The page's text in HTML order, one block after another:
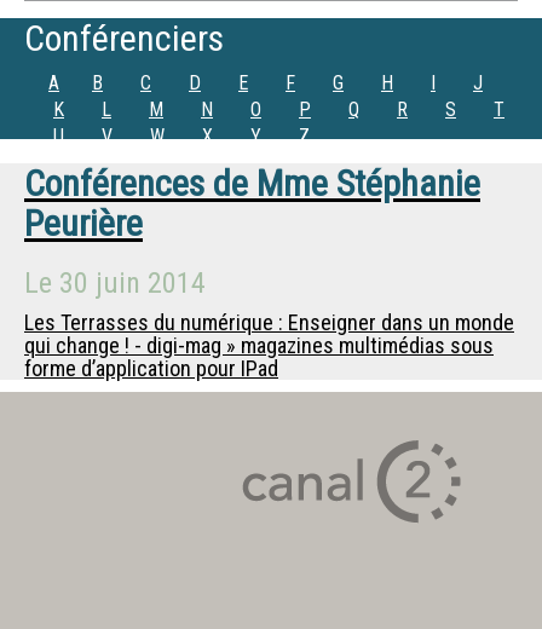
Conférenciers
A B C D E F G H I
J
K
L M N O P Q R S
T
U
V W X Y Z
Conférences de Mme Stéphanie
Peurière
Le 30 juin 2014
Les Terrasses du numérique : Enseigner dans un monde
qui change ! - digi-mag » magazines multimédias sous
forme d’application pour IPad